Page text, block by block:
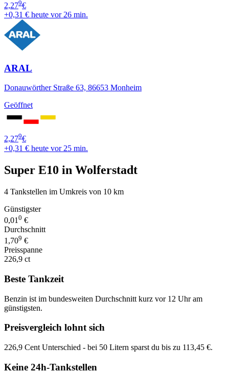
2,279€
+0,31 € heute vor 26 min.
ARAL
Donauwörther Straße 63, 86653 Monheim
Geöffnet
2,279€
+0,31 € heute vor 25 min.
Super E10 in Wolferstadt
4 Tankstellen im Umkreis von 10 km
Günstigster
0,01 0 €
Durchschnitt
1,709 €
Preisspanne
226,9 ct
Beste Tankzeit
Benzin ist im bundesweiten Durchschnitt kurz vor 12 Uhr am
günstigsten.
Preisvergleich lohnt sich
226,9 Cent Unterschied - bei 50 Litern sparst du bis zu 113,45 €.
Keine 24h-Tankstellen